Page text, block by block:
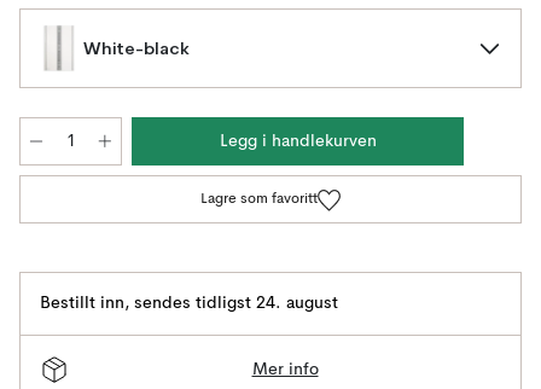
White-black
Legg i handlekurven
Lagre som favoritt
Bestillt inn, sendes tidligst 24. august
Mer info